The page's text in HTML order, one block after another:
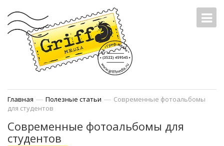
Главная — Полезные статьи — Современные фотоальбомы
для студентов
Современные фотоальбомы для
студентов